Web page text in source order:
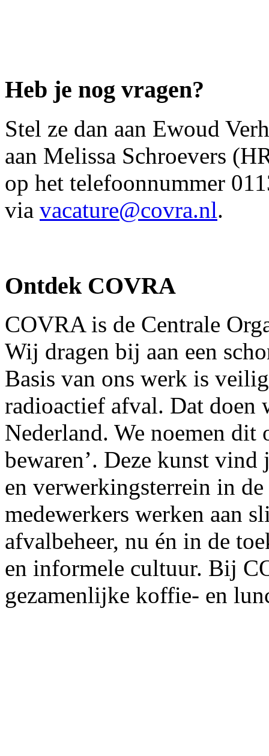
Heb je nog vragen?
Stel ze dan aan Ewoud
aan Melissa Schroevers
op het telefoonnummer
via vacature@covra.nl.
Ontdek COVRA
COVRA is de Centrale
Wij dragen bij aan een
Basis van ons werk is
radioactief afval. Dat doen
Nederland. We noemen dit
bewaren’. Deze kunst
en verwerkingsterrein in
medewerkers werken aan
afvalbeheer, nu én in de
en informele cultuur. Bij
gezamenlijke koffie- en